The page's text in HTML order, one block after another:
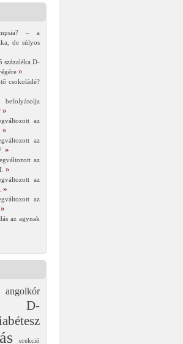
– a
de súlyos
százaléka D-
csokoládé?
az
az
az
az
az
az agynak
angolkór
D-
erekció